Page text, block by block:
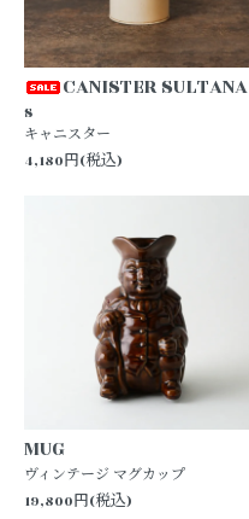
CANISTER SULTANA
S
キャニスター
4,180円(税込)
MUG
ヴィンテージ マグカップ
19,800円(税込)